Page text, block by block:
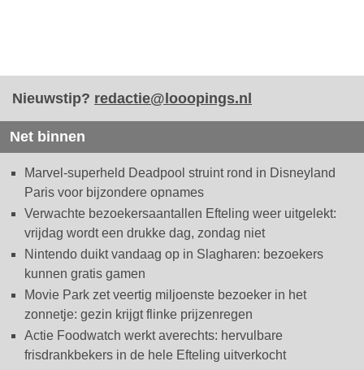
Nieuwstip? redactie@looopings.nl
Net binnen
Marvel-superheld Deadpool struint rond in Disneyland
Paris voor bijzondere opnames
Verwachte bezoekersaantallen Efteling weer uitgelekt:
vrijdag wordt een drukke dag, zondag niet
Nintendo duikt vandaag op in Slagharen: bezoekers
kunnen gratis gamen
Movie Park zet veertig miljoenste bezoeker in het
zonnetje: gezin krijgt flinke prijzenregen
Actie Foodwatch werkt averechts: hervulbare
frisdrankbekers in de hele Efteling uitverkocht